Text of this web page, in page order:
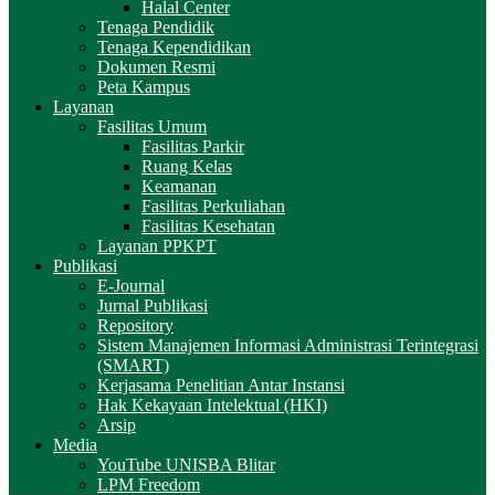
Halal Center
Tenaga Pendidik
Tenaga Kependidikan
Dokumen Resmi
Peta Kampus
Layanan
Fasilitas Umum
Fasilitas Parkir
Ruang Kelas
Keamanan
Fasilitas Perkuliahan
Fasilitas Kesehatan
Layanan PPKPT
Publikasi
E-Journal
Jurnal Publikasi
Repository
Sistem Manajemen Informasi Administrasi Terintegrasi
(SMART)
Kerjasama Penelitian Antar Instansi
Hak Kekayaan Intelektual (HKI)
Arsip
Media
YouTube UNISBA Blitar
LPM Freedom